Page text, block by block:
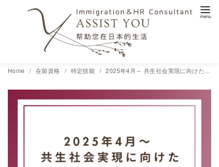
Home 在留資格 特定技能 2025年4月～ 共生社会実現に向けた新たな協力義務